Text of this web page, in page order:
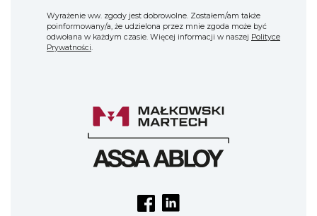
Wyrażenie ww. zgody jest dobrowolne. Zostałem/am także
poinformowany/a, że udzielona przez mnie zgoda może być
odwołana w każdym czasie. Więcej informacji w naszej Polityce
Prywatności.